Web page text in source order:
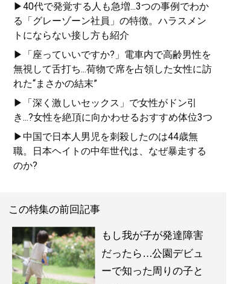
▶40代で発覚する人も急増...3つの事例でわか
る「グレーゾーン社員」の特徴。ハラスメン
トにならない接し方も紹介
▶「座っていいですか?」電車内で高齢男性を
無視して舌打ち...荷物で席を占領した女性に訪
れた“まさかの結末”
▶「深く激しいセックス」で女性がドン引
き...?女性を絶頂に向かわせるおすすめ体位3つ
▶中国で日本人男児を刺殺したのは44歳無
職。日本ヘイトの中年世代は、なぜ暴走する
のか?
この特集の前回記事
もし我が子が発達障害
だったら…公園デビュ
ーで知った周りの子と